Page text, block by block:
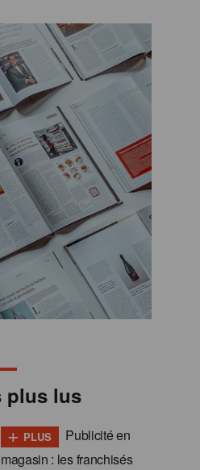
plus lus
+ PLUS
Publicité en
magasin : les franchisés